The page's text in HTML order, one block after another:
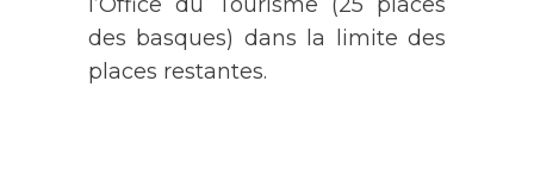
des basques) dans la limite des
places restantes.